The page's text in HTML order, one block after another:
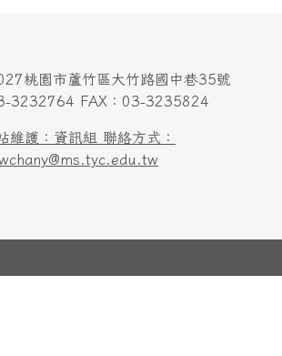
桃園市蘆竹區大竹路國中巷35號
3232764 FAX：03-3235824
維護：資訊組 聯絡方式：